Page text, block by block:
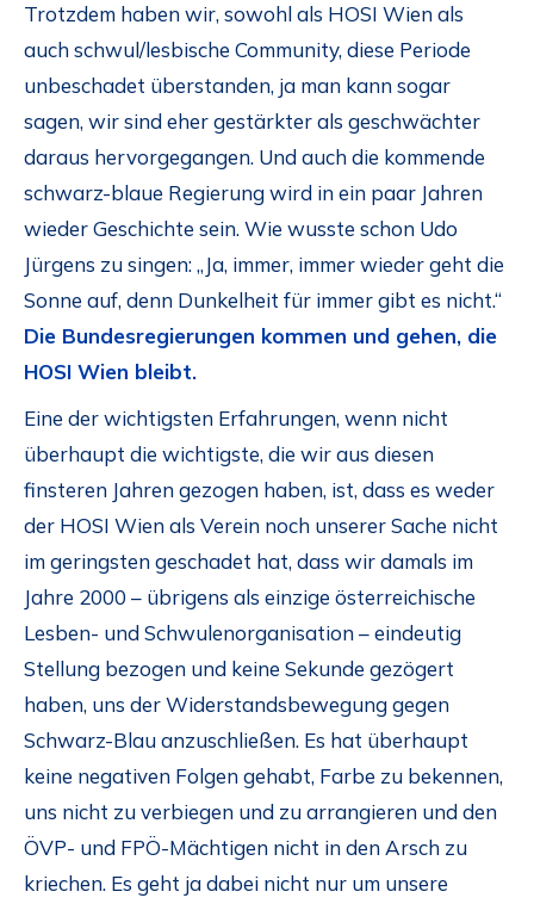
Trotzdem haben wir, sowohl als HOSI Wien als
auch schwul/lesbische Community, diese Periode
unbeschadet überstanden, ja man kann sogar
sagen, wir sind eher gestärkter als geschwächter
daraus hervorgegangen. Und auch die kommende
schwarz-blaue Regierung wird in ein paar Jahren
wieder Geschichte sein. Wie wusste schon Udo
Jürgens zu singen: „Ja, immer, immer wieder geht die
Sonne auf, denn Dunkelheit für immer gibt es nicht.“
Die Bundesregierungen kommen und gehen, die
HOSI Wien bleibt.
Eine der wichtigsten Erfahrungen, wenn nicht
überhaupt die wichtigste, die wir aus diesen
finsteren Jahren gezogen haben, ist, dass es weder
der HOSI Wien als Verein noch unserer Sache nicht
im geringsten geschadet hat, dass wir damals im
Jahre 2000 – übrigens als einzige österreichische
Lesben- und Schwulenorganisation – eindeutig
Stellung bezogen und keine Sekunde gezögert
haben, uns der Widerstandsbewegung gegen
Schwarz-Blau anzuschließen. Es hat überhaupt
keine negativen Folgen gehabt, Farbe zu bekennen,
uns nicht zu verbiegen und zu arrangieren und den
ÖVP- und FPÖ-Mächtigen nicht in den Arsch zu
kriechen. Es geht ja dabei nicht nur um unsere